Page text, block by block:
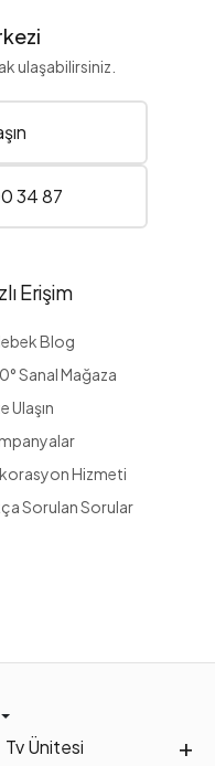
ulaşabilirsiniz.
34 87
Erişim
Blog
Sanal Mağaza
Ulaşın
Hizmeti
Sorulan Sorular
Tv Ünitesi